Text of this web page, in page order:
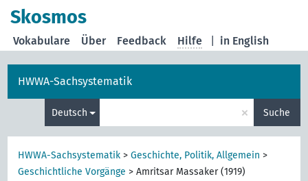
Skosmos
in English
Vokabulare Über Feedback Hilfe
HWWA-Sachsystematik
Deutsch × Suche
HWWA-Sachsystematik >Geschichte, Politik, Allgemein >
Geschichtliche Vorgänge >Amritsar Massaker (1919)